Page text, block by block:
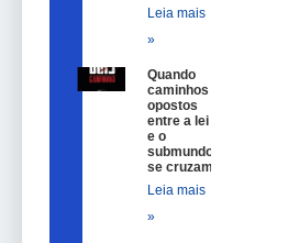
Leia mais
»
Quando
caminhos
opostos
entre a lei
e o
submundo
se cruzam
Leia mais
»